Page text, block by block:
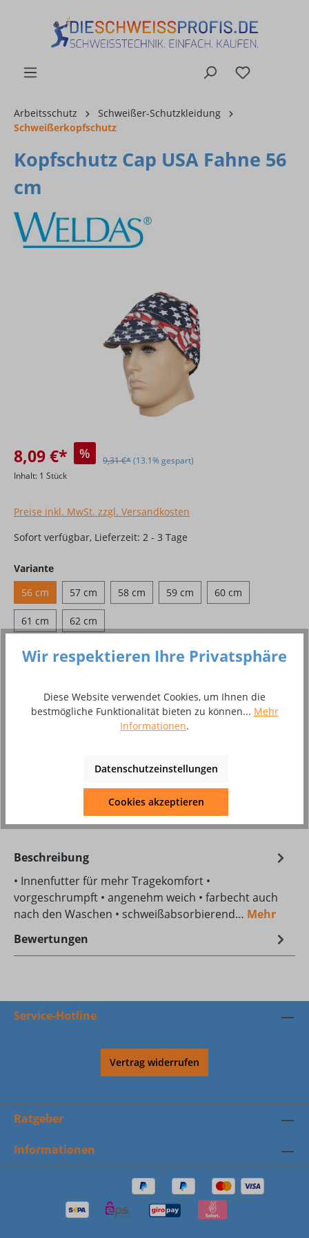
Arbeitsschutz
Schweißer-Schutzkleidung
Schweißerkopfschutz
Kopfschutz Cap USA Fahne 56
cm
8,09 €* % 9,31 €*(13.1% gespart)
Inhalt: 1 Stück
Preise inkl. MwSt. zzgl. Versandkosten
Sofort verfügbar, Lieferzeit: 2 - 3 Tage
Varianteauswählen
56 cm
57 cm 58 cm 59 cm 60 cm
61 cm 62 cm
Produkt Anzahl: Gib den gewünschten
Stück
In den Warenkorb
Zum Merkzettel hinzufügen
Produktdatenblatt Download
Beschreibung
• Innenfutter für mehr Tragekomfort •
vorgeschrumpft • angenehm weich • farbecht auch
nach den Waschen • schweißabsorbierend… Mehr
Bewertungen
Service-Hotline
Vertrag widerrufen
Ratgeber
Informationen
Wir respektieren Ihre Privatsphäre
Diese Website verwendet Cookies, um Ihnen die
bestmögliche Funktionalität bieten zu können... Mehr
Informationen.
Datenschutzeinstellungen
Cookies akzeptieren